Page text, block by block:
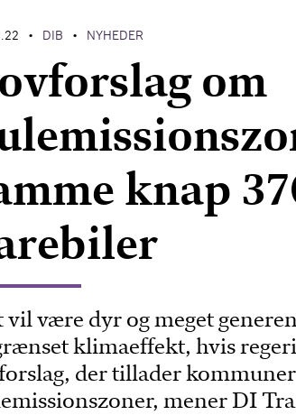
• DIB • NYHEDER
om
knap
vil være dyr og meget
klimaeffekt, hvis
der tillader
mener DI